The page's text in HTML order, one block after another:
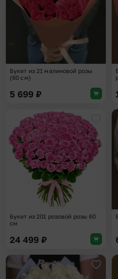
Букет из 21 малиновой розы
(60 см)
5 699 ₽
Букет из 201 розовой розы 60
см
24 499 ₽